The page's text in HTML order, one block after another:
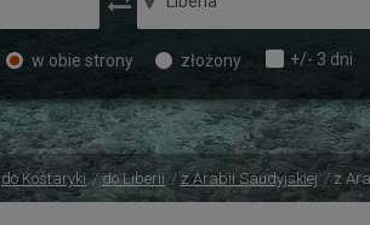
w obie strony złożony +/- 3 dni
do Kostaryki do Liberii z Arabii Saudyjskiej z